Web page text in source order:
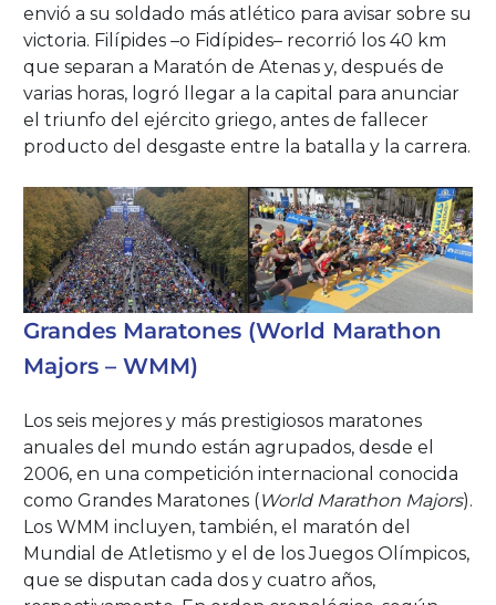
envió a su soldado más atlético para avisar sobre su
victoria. Filípides –o Fidípides– recorrió los 40 km
que separan a Maratón de Atenas y, después de
varias horas, logró llegar a la capital para anunciar
el triunfo del ejército griego, antes de fallecer
producto del desgaste entre la batalla y la carrera.
Grandes Maratones (World Marathon
Majors – WMM)
Los seis mejores y más prestigiosos maratones
anuales del mundo están agrupados, desde el
2006, en una competición internacional conocida
como Grandes Maratones (World Marathon Majors).
Los WMM incluyen, también, el maratón del
Mundial de Atletismo y el de los Juegos Olímpicos,
que se disputan cada dos y cuatro años,